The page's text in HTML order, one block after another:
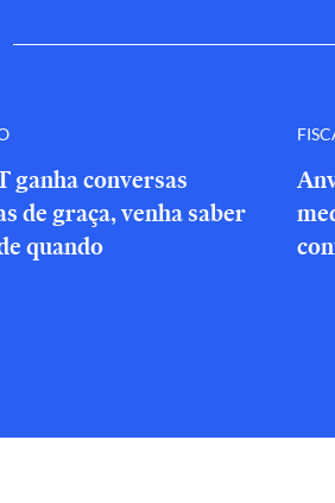
ganha conversas
de graça, venha saber
quando